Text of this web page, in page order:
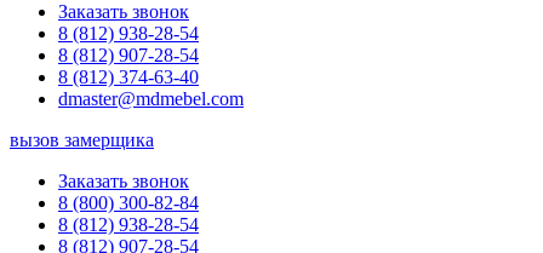
Заказать звонок
8 (812) 938-28-54
8 (812) 907-28-54
8 (812) 374-63-40
dmaster@mdmebel.com
вызов замерщика
Заказать звонок
8 (800) 300-82-84
8 (812) 938-28-54
8 (812) 907-28-54